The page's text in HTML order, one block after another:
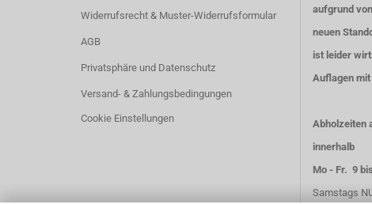
Widerrufsrecht & Muster-Widerrufsformular
AGB
Privatsphäre und Datenschutz
Versand- & Zahlungsbedingungen
Cookie Einstellungen
aufgrund
neuen
ist leider
Auflagen
Abholzeiten
innerhalb
Mo - Fr. 9
Samstags